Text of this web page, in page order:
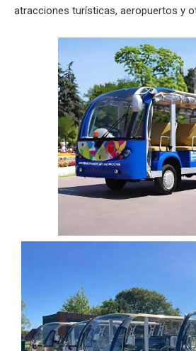
atracciones turísticas, aeropuertos y